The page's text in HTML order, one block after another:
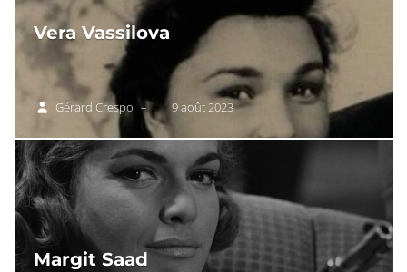
Vera Vassilova
Gérard Crespo – 9 août 2023
Margit Saad